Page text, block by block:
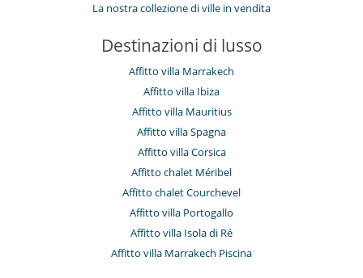
La nostra collezione di ville in vendita
Destinazioni di lusso
Affitto villa Marrakech
Affitto villa Ibiza
Affitto villa Mauritius
Affitto villa Spagna
Affitto villa Corsica
Affitto chalet Méribel
Affitto chalet Courchevel
Affitto villa Portogallo
Affitto villa Isola di Ré
Affitto villa Marrakech Piscina